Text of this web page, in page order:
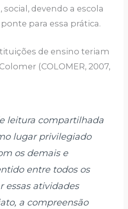
devendo a escola
para essa prática.
de ensino teriam
(COLOMER, 2007,
leitura compartilhada
lugar privilegiado
os demais e
entre todos os
essas atividades
a compreensão